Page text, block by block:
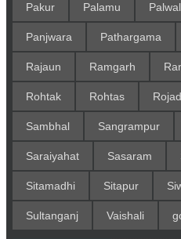
Pakur Palamu Palwal
Panjwara Pathargama
Rajaun Ramgarh
Rohtak Rohtas Rojad
Sambhal Sangrampur
Saraiyahat Sasaram
Sitamadhi Sitapur
Sultanganj Vaishali